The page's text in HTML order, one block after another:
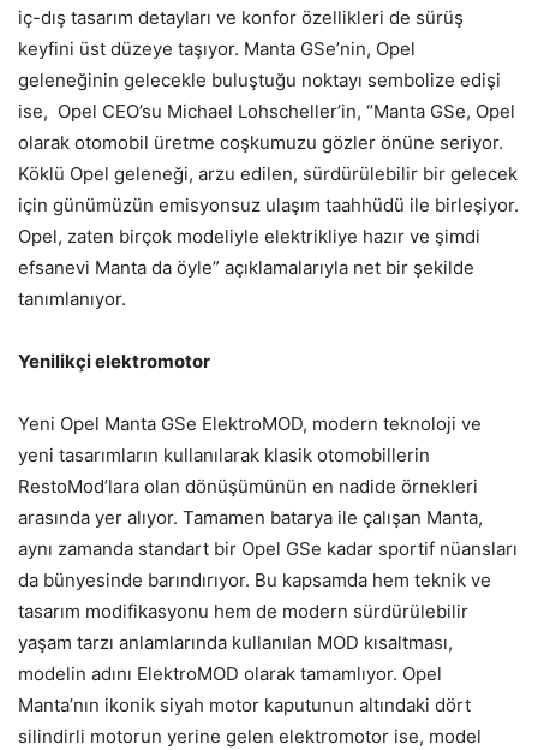
iç-dış tasarım detayları ve konfor özellikleri de sürüş
keyfini üst düzeye taşıyor. Manta GSe’nin, Opel
geleneğinin gelecekle buluştuğu noktayı sembolize edişi
ise, Opel CEO’su Michael Lohscheller’in, “Manta GSe, Opel
olarak otomobil üretme coşkumuzu gözler önüne seriyor.
Köklü Opel geleneği, arzu edilen, sürdürülebilir bir gelecek
için günümüzün emisyonsuz ulaşım taahhüdü ile birleşiyor.
Opel, zaten birçok modeliyle elektrikliye hazır ve şimdi
efsanevi Manta da öyle” açıklamalarıyla net bir şekilde
tanımlanıyor.
Yenilikçi elektromotor
Yeni Opel Manta GSe ElektroMOD, modern teknoloji ve
yeni tasarımların kullanılarak klasik otomobillerin
RestoMod’lara olan dönüşümünün en nadide örnekleri
arasında yer alıyor. Tamamen batarya ile çalışan Manta,
aynı zamanda standart bir Opel GSe kadar sportif nüansları
da bünyesinde barındırıyor. Bu kapsamda hem teknik ve
tasarım modifikasyonu hem de modern sürdürülebilir
yaşam tarzı anlamlarında kullanılan MOD kısaltması,
modelin adını ElektroMOD olarak tamamlıyor. Opel
Manta’nın ikonik siyah motor kaputunun altındaki dört
silindirli motorun yerine gelen elektromotor ise, model